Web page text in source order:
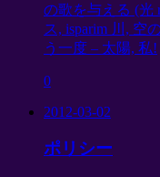
の歌を与える (光
ス, isparim 川, 空
う一度 – 太陽, 私!
0
2012-03-02
ポリシー